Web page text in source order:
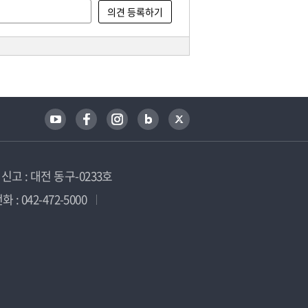
고 : 대전 동구-0233호
: 042-472-5000